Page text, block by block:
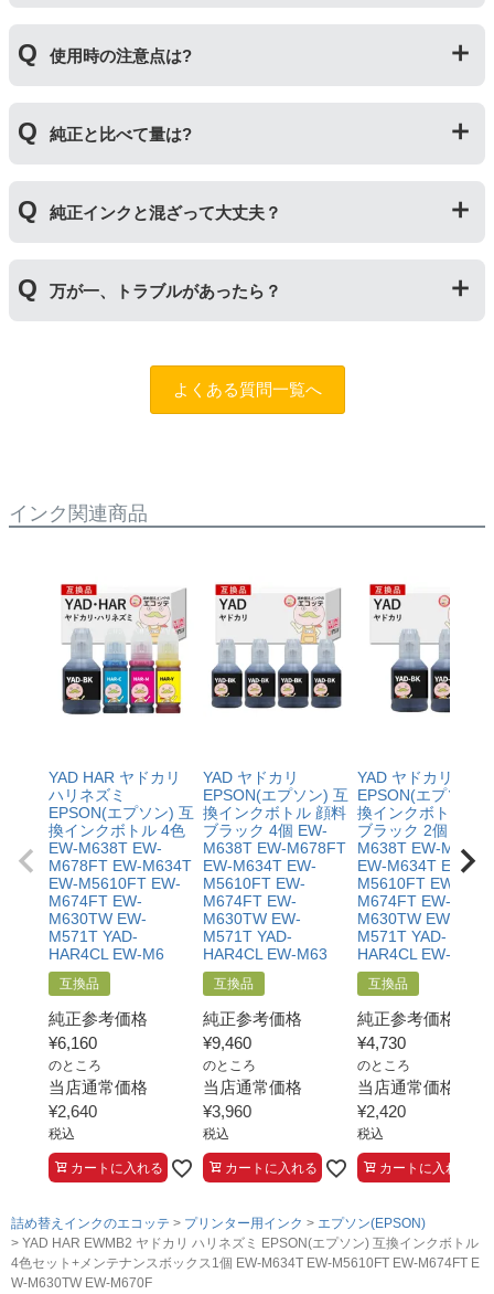
われます。開発コストが低いため純正品よりも安価でご
互換ボトルのフタを外す③封されているフィルムを切っ
て穴を開ける④フタを取り付けてプリンターに補充する
使用時の注意点は?
ていますが、互換品にはありません。プリンターにイン
クを補充する際は入れ間違いに十分ご注意ください。入
め、当店の保証対象外となります。
純正と比べて量は?
【オハジキ】
純正品：各色65ml
互換品：各色45ml
純正標準サイズ：各色12ml
純正Lサイズ：各色45ml
純正品：ブラック127ml/カラー各70ml
互換品：各色70ml
純正品：各色70ml
【ヤドカリ・ハリネズミ】
互換品：ブラック140ml/カラー各70ml
純正品：ブラック140ml/カラー各70ml
互換品：ブラック140ml/カラー各70ml
純正品：ブラック140ml/カラー各70ml
【マスカラ・ハーモニカ】
互換品：ブラック140ml/カラー各70ml
純正品：ブラック140ml/カラー各70ml
純正インクと混ざって大丈夫？
ません。純正インクは高品質なので、互換インクを入れ
るのは純正インクを使い切った後の方がオススメです。
万が一、トラブルがあったら？
チャットロボット
」を設けておりますので、ご購入商品とご使用プリン
よくある質問一覧へ
インク関連商品
YAD HAR ヤドカリ
ハリネズミ
EPSON(エプソン) 互
換インクボトル 4色
EW-M638T EW-
M678FT EW-M634T
EW-M5610FT EW-
M674FT EW-
M630TW EW-
M571T YAD-
HAR4CL EW-M6
互換品
純正参考価格
¥6,160
のところ
当店通常価格
¥2,640
税込
カートに入れる
YAD ヤドカリ
EPSON(エプソン) 互
換インクボトル 顔料
ブラック 4個 EW-
M638T EW-M678FT
EW-M634T EW-
M5610FT EW-
M674FT EW-
M630TW EW-
M571T YAD-
HAR4CL EW-M63
互換品
純正参考価格
¥9,460
のところ
当店通常価格
¥3,960
税込
カートに入れる
YAD ヤドカリ
EPSON(エプソン)
換インクボトル 顔
ブラック 2個 EW-
M638T EW-
EW-M634T EW-
M5610FT EW-
M674FT EW-
M630TW EW-
M571T YAD-
HAR4CL EW-M63
互換品
純正参考価格
¥4,730
のところ
当店通常価格
¥2,420
税込
カートに入れる
詰め替えインクのエコッテ プリンター用インク
エプソン(EPSON)
YAD HAR EWMB2 ヤドカリ ハリネズミ EPSON(エプソン) 互換インクボトル
4色セット+メンテナンスボックス1個 EW-M634T EW-M5610FT EW-M674FT E
W-M630TW EW-M670F